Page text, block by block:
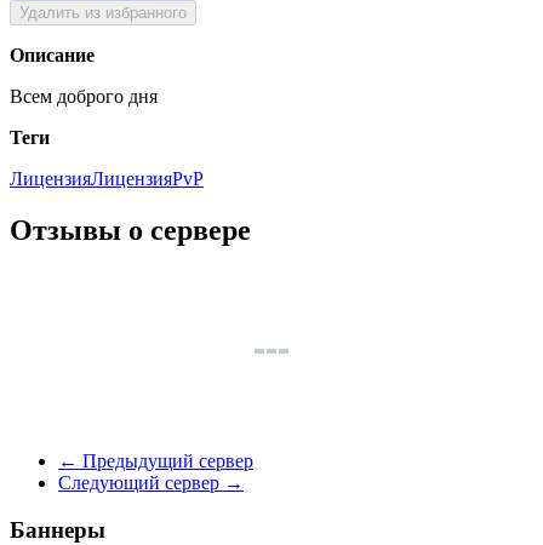
Удалить из избранного
Описание
Всем доброго дня
Теги
ЛицензияЛицензияPvP
Отзывы о сервере
← Предыдущий сервер
Следующий сервер →
Баннеры